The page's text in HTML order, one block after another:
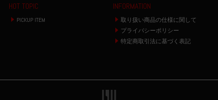
HOT TOPIC
PICKUP ITEM
INFORMATION
取り扱い商品の仕様に関して
プライバシーポリシー
特定商取引法に基づく表記